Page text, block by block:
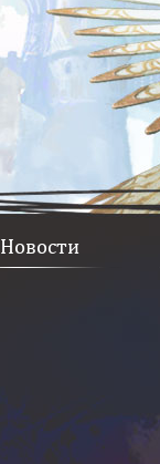
Новости